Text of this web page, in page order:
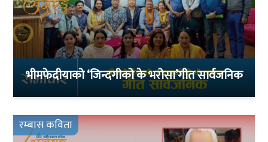
भीमफेदीयाको ‘जिन्दगीको के भरोसा’गीत सार्वजनिक
रम्बास कविता